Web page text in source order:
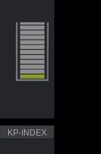
KP-INDEX